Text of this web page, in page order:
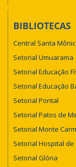
BIBLIOTECAS
Central Santa
Setorial Umuarama
Setorial Educação
Setorial Educação
Setorial Pontal
Setorial Patos de
Setorial Monte
Setorial Hospital de
Setorial Glória